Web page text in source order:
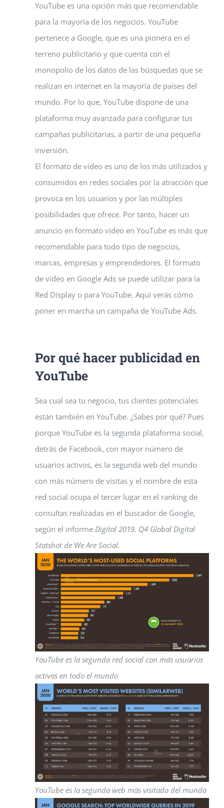
YouTube es una opción más que recomendable
para la mayoría de los negocios. YouTube
pertenece a Google, que es una pionera en el
terreno publicitario y que cuenta con el
monopolio de los datos de las búsquedas que se
realizan en internet en la mayoría de países del
mundo. Por lo que, YouTube dispone de una
plataforma muy avanzada para configurar tus
campañas publicitarias, a partir de una pequeña
inversión.
El formato de vídeo es uno de los más utilizados y
consumidos en redes sociales por la atracción que
provoca en los usuarios y por las múltiples
posibilidades que ofrece. Por tanto, hacer un
anuncio en formato vídeo en YouTube es más que
recomendable para todo tipo de negocios,
marcas, empresas y emprendedores. El formato
de vídeo en Google Ads se puede utilizar para la
Red Display o para YouTube. Aquí verás cómo
poner en marcha un campaña de YouTube Ads.
Por qué hacer publicidad en
YouTube
Sea cual sea tu negocio, tus clientes potenciales
están también en YouTube. ¿Sabes por qué? Pues
porque YouTube es la segunda plataforma social,
detrás de Facebook, con mayor número de
usuarios activos, es la segunda web del mundo
con más número de visitas y el nombre de esta
red social ocupa el tercer lugar en el ranking de
consultas realizadas en el buscador de Google,
según el informe Digital 2019. Q4 Global Digital
Statshot de We Are Social.
YouTube es la segunda red social con más usuarios
activos en todo el mundo
YouTube es la segunda web más visitada del mundo